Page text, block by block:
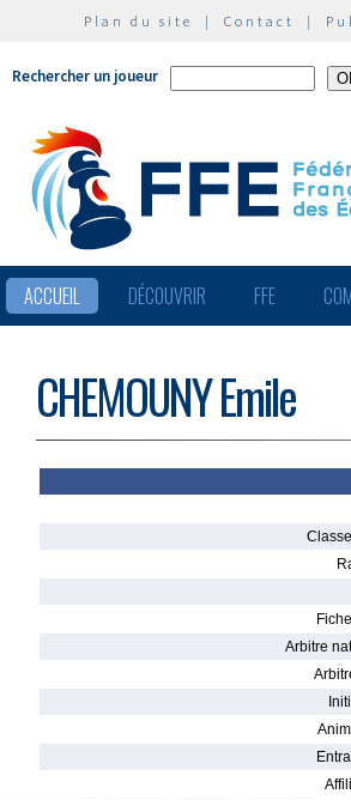
Plan du site | Contact |
Rechercher un joueur
ACCUEIL DÉCOUVRIR FFE
CHEMOUNY Emile
Arbitre